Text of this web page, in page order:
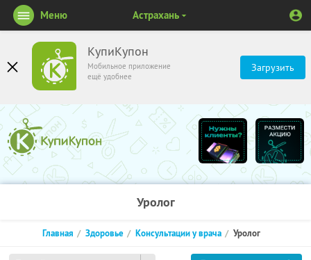
КупиКупон
Мобильное приложение
ещё удобнее
Загрузить
Меню Астрахань
Уролог
Главная Здоровье Консультации у врача Уролог